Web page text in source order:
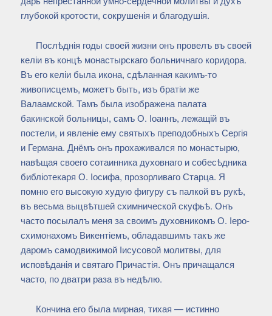
глубокой кротости, сокрушенія и благодушія.
Послѣднія годы своей жизни онъ провелъ въ своей
келіи въ концѣ монастырскаго больничнаго коридора.
Въ его келіи была икона, сдѣланная какимъ-то
живописцемъ, можетъ быть, изъ братіи же
Валаамской. Тамъ была изображена палата
бакинской больницы, самъ О. Іоаннъ, лежащій въ
постели, и явленіе ему святыхъ преподобныхъ Сергія
и Германа. Днёмъ онъ прохаживался по монастырю,
навѣщая своего сотаинника духовнаго и собесѣдника
библіотекаря О. Іосифа, прозорливаго Старца. Я
помню его высокую худую фигуру съ палкой въ рукѣ,
въ весьма выцвѣтшей схимнической скуфьѣ. Онъ
часто посылалъ меня за своимъ духовникомъ О. Іеро-
схимонахомъ Викентіемъ, обладавшимъ такъ же
даромъ самодвижимой Іисусовой молитвы, для
исповѣданія и святаго Причастія. Онъ причащался
часто, по дватри раза въ недѣлю.
Кончина его была мирная, тихая — истинно